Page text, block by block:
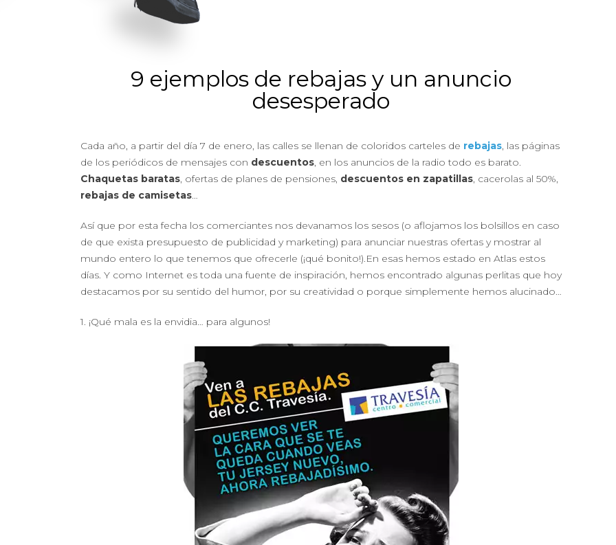
9 ejemplos de rebajas y un anuncio
desesperado
Cada año, a partir del día 7 de enero, las calles se llenan de coloridos carteles de rebajas, las páginas
de los periódicos de mensajes con descuentos, en los anuncios de la radio todo es barato.
Chaquetas baratas, ofertas de planes de pensiones, descuentos en zapatillas, cacerolas al 50%,
rebajas de camisetas…
Así que por esta fecha los comerciantes nos devanamos los sesos (o aflojamos los bolsillos en caso
de que exista presupuesto de publicidad y marketing) para anunciar nuestras ofertas y mostrar al
mundo entero lo que tenemos que ofrecerle (¡qué bonito!).En esas hemos estado en Atlas estos
días. Y como Internet es toda una fuente de inspiración, hemos encontrado algunas perlitas que hoy
destacamos por su sentido del humor, por su creatividad o porque simplemente hemos alucinado…
1. ¡Qué mala es la envidia… para algunos!